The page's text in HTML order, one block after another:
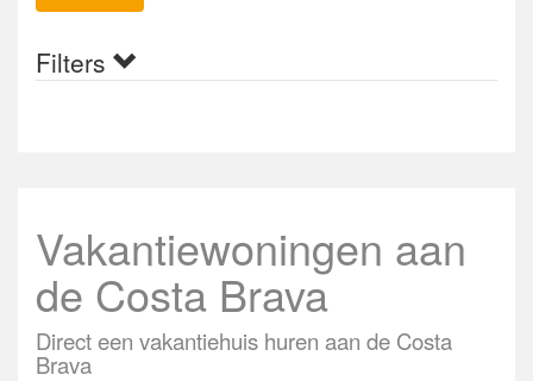
Filters
Vakantiewoningen aan
de Costa Brava
Direct een vakantiehuis huren aan de Costa
Brava